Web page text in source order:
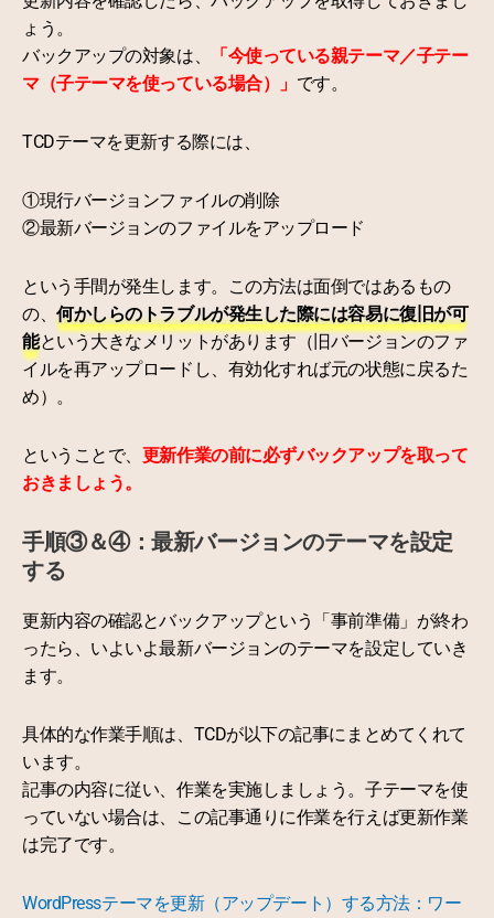
ょう。
バックアップの対象は、
「今使っている親テーマ／子テー
マ（子テーマを使っている場合）」 です。
TCDテーマを更新する際には、
①現行バージョンファイルの削除
②最新バージョンのファイルをアップロード
という手間が発生します。この方法は面倒ではあるもの
の、何かしらのトラブルが発生した際には容易に復旧が可
能という大きなメリットがあります（旧バージョンのファ
イルを再アップロードし、有効化すれば元の状態に戻るた
め）。
ということで、 更新作業の前に必ずバックアップを取って
おきましょう。
手順③＆④：最新バージョンのテーマを設定
する
更新内容の確認とバックアップという「事前準備」が終わ
ったら、いよいよ最新バージョンのテーマを設定していき
ます。
具体的な作業手順は、TCDが以下の記事にまとめてくれて
います。
記事の内容に従い、作業を実施しましょう。子テーマを使
っていない場合は、この記事通りに作業を行えば更新作業
は完了です。
WordPressテーマを更新（アップデート）する方法：ワー